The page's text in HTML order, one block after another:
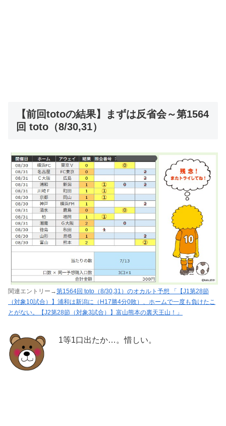
【前回totoの結果】まずは反省会～第1564
回 toto（8/30,31）
関連エントリー→第1564回 toto（8/30,31）のオカルト予想 「【J1第28節
（対象10試合）】浦和は新潟に（H17勝4分0敗）、ホームで一度も負けたこ
とがない。【J2第28節（対象3試合）】富山熊本の裏天王山！」
1等1口出たか…。惜しい。